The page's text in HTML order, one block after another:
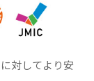
対してより安